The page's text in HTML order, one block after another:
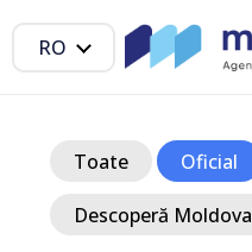
RO
Toate Oficial
Descoperă Moldova